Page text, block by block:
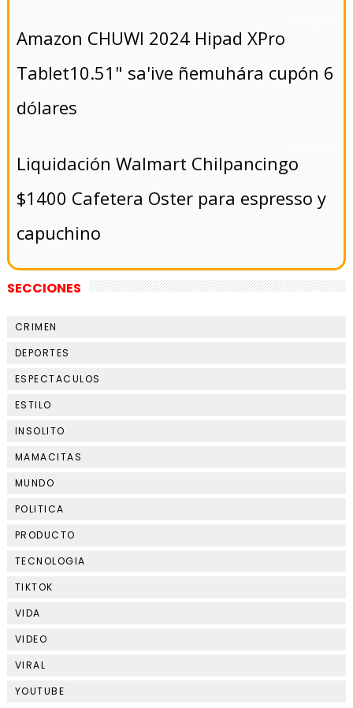
Amazon CHUWI 2024 Hipad XPro
Tablet10.51" sa'ive ñemuhára cupón 6
dólares
Liquidación Walmart Chilpancingo
$1400 Cafetera Oster para espresso y
capuchino
SECCIONES
CRIMEN
DEPORTES
ESPECTACULOS
ESTILO
INSOLITO
MAMACITAS
MUNDO
POLITICA
PRODUCTO
TECNOLOGIA
TIKTOK
VIDA
VIDEO
VIRAL
YOUTUBE